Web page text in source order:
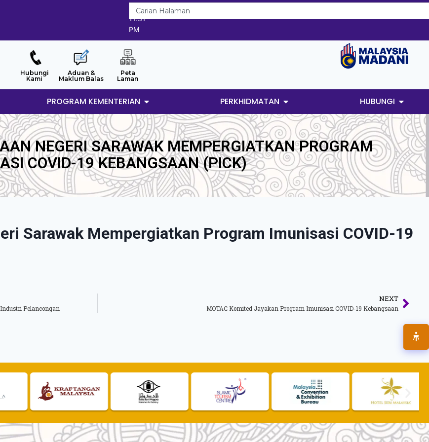
6/8/2026
11:31
PM
Hubungi
Kami
Aduan &
Maklum Balas
Peta
Laman
PROGRAM KEMENTERIAN PERKHIDMATAN HUBUNGI
NEGERI SARAWAK MEMPERGIATKAN PROGRAM
COVID-19 KEBANGSAAN (PICK)
Sarawak Mempergiatkan Program Imunisasi COVID-19
Pelancongan
NEXT
MOTAC Komited Jayakan Program Imunisasi COVID-19 Kebangsaan